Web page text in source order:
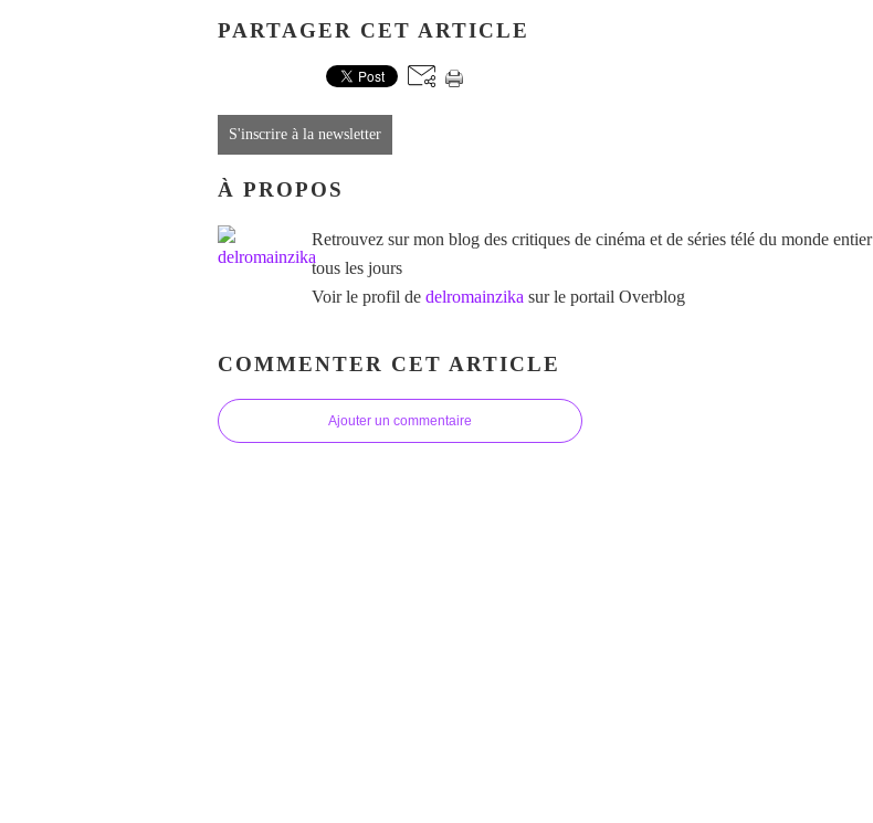
PARTAGER CET ARTICLE
S'inscrire à la newsletter
À PROPOS
Retrouvez sur mon blog des critiques de cinéma et de séries télé du monde entier
tous les jours
Voir le profil de delromainzika sur le portail Overblog
COMMENTER CET ARTICLE
Ajouter un commentaire